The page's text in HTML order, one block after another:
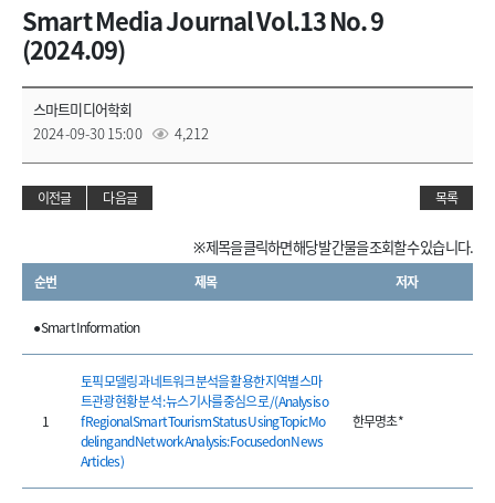
Smart Media Journal Vol.13 No. 9
(2024.09)
스마트미디어학회
2024-09-30 15:00
4,212
이전글 다음글 목록
※ 제목을 클릭하면 해당 발간물을 조회할 수 있습니다.
순번 제목 저자
● Smart Information
1
토픽 모델링과 네트워크 분석을 활용한 지역별 스마
트관광 현황 분석 : 뉴스 기사를 중심으로 / (Analysis o
f Regional Smart Tourism Status Using Topic Mo
deling and Network Analysis: Focused on News
Articles )
한무명초*